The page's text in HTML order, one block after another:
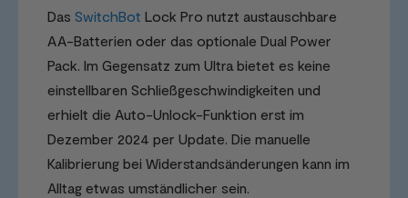
Das SwitchBot Lock Pro nutzt austauschbare
AA-Batterien oder das optionale Dual Power
Pack. Im Gegensatz zum Ultra bietet es keine
einstellbaren Schließgeschwindigkeiten und
erhielt die Auto-Unlock-Funktion erst im
Dezember 2024 per Update. Die manuelle
Kalibrierung bei Widerstandsänderungen kann im
Alltag etwas umständlicher sein.